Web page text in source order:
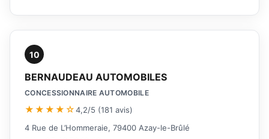
10
BERNAUDEAU AUTOMOBILES
CONCESSIONNAIRE AUTOMOBILE
★★★★☆4,2/5 (181 avis)
4 Rue de L’Hommeraie, 79400 Azay-le-Brûlé